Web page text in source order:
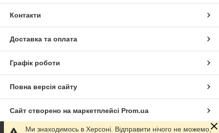
Контакти
Доставка та оплата
Графік роботи
Повна версія сайту
Сайт створено на маркетплейсі Prom.ua
Ми знаходимось в Херсоні. Відправити нічого не можемо,